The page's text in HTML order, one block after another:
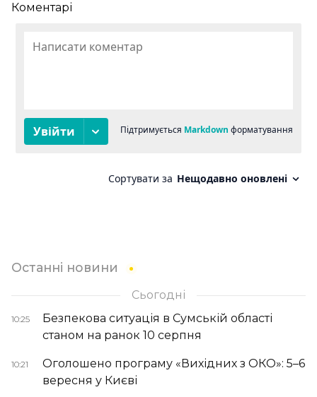
Коментарі
Останні новини
Сьогодні
10:25
Безпекова ситуація в Сумській області
станом на ранок 10 серпня
10:21
Оголошено програму «Вихідних з ОКО»: 5–6
вересня у Києві